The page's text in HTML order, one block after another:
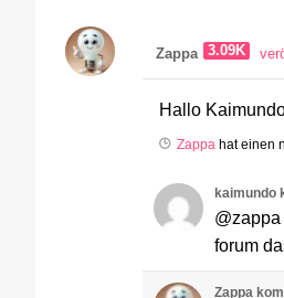
Zappa 3.09K
Hallo
Zappa hat einen
kaimundo
forum
Zappa